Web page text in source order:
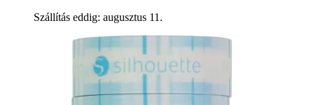
Szállítás eddig: augusztus 11.